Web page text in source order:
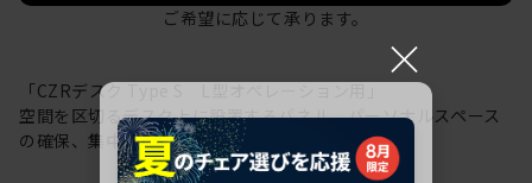
ご希望に応じて承ります。
「CZRデスク Type S L型オペレーション用」
空間を区切るデスク上に設置するパネル。パーソナルスペース
の確保、集中力の向上に。
×